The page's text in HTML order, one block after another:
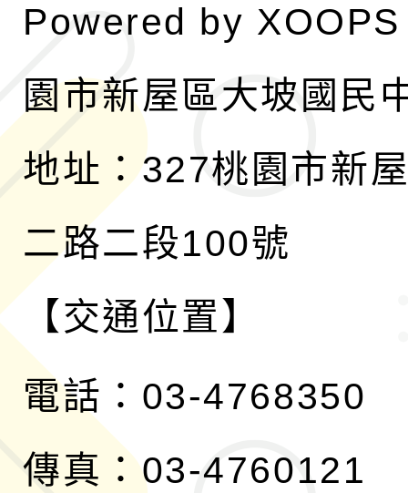
Powered by XOOPS
園市新屋區大坡國民
地址：327桃園市新
二路二段100號
【交通位置】
電話：03-4768350
傳真：03-4760121